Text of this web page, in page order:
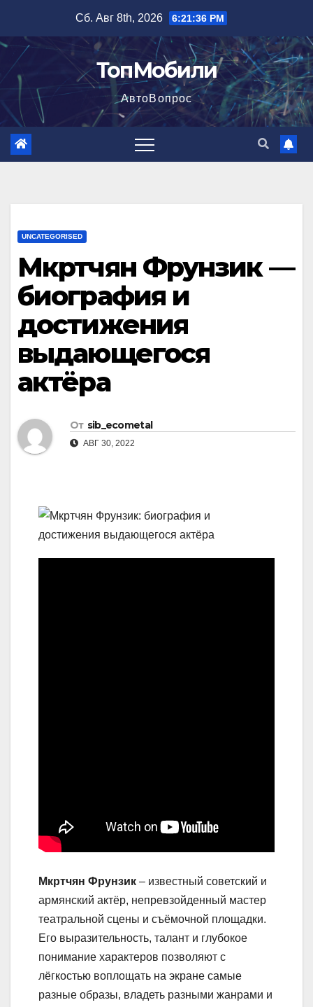
содержимому
Сб. Авг 8th, 2026 6:21:37 PM
ТопМобили
АвтоВопрос
UNCATEGORISED
Мкртчян Фрунзик —
биография и
достижения
выдающегося
актёра
От sib_ecometal
АВГ 30, 2022
Мкртчян Фрунзик – известный советский и
армянский актёр, непревзойденный мастер
театральной сцены и съёмочной площадки.
Его выразительность, талант и глубокое
понимание характеров позволяют с
лёгкостью воплощать на экране самые
разные образы, владеть разными жанрами и